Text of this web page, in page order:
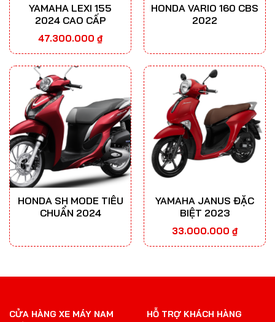
YAMAHA LEXI 155
2024 CAO CẤP
47.300.000 ₫
HONDA VARIO 160 CBS
2022
HONDA SH MODE TIÊU
CHUẨN 2024
YAMAHA JANUS ĐẶC
BIỆT 2023
33.000.000 ₫
CỬA HÀNG XE MÁY NAM
HỖ TRỢ KHÁCH HÀNG